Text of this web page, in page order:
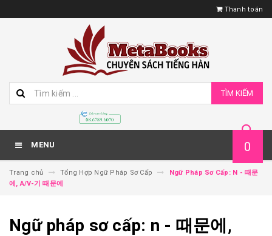
Thanh toán
TÌM KIẾM
MENU 0
Trang chủ Tổng Hợp Ngữ Pháp Sơ Cấp
Ngữ Pháp Sơ Cấp: N - 때문
에, A/V-기 때문에
Ngữ pháp sơ cấp: n - 때문에,